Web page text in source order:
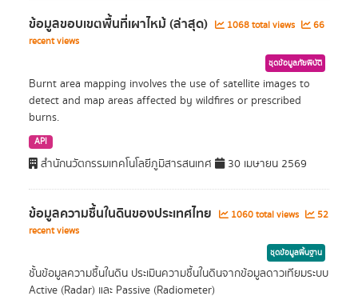
ข้อมูลขอบเขตพื้นที่เผาไหม้ (ล่าสุด) 1068 total views
66
recent views
ชุดข้อมูลภัยพิบัติ
Burnt area mapping involves the use of satellite images to
detect and map areas affected by wildfires or prescribed
burns.
API
สำนักนวัตกรรมเทคโนโลยีภูมิสารสนเทศ 30 เมษายน 2569
ข้อมูลความชื้นในดินของประเทศไทย 1060 total views
52
recent views
ชุดข้อมูลพื้นฐาน
ชั้นข้อมูลความชื้นในดิน ประเมินความชื้นในดินจากข้อมูลดาวเทียมระบบ
Active (Radar) และ Passive (Radiometer)